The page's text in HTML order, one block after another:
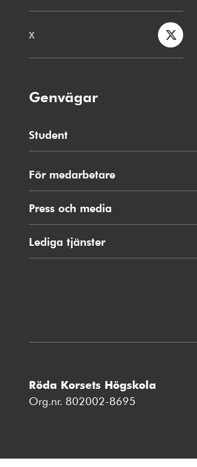
X
Genvägar
Student
För medarbetare
Press och media
Lediga tjänster
Röda Korsets Högskola
Org.nr. 802002-8695